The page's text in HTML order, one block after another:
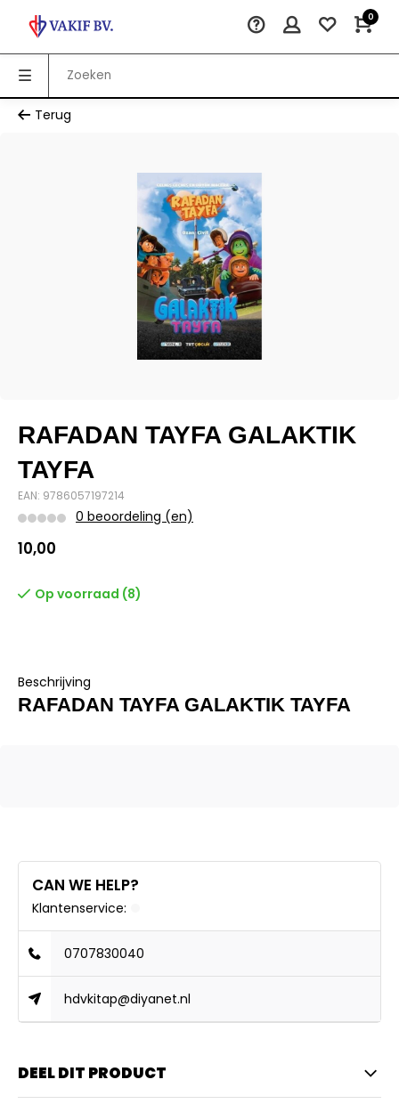
0
Terug
RAFADAN TAYFA GALAKTIK
TAYFA
EAN: 9786057197214
0 beoordeling (en)
10,00
Op voorraad (8)
Beschrijving
RAFADAN TAYFA GALAKTIK TAYFA
CAN WE HELP?
Klantenservice:
0707830040
hdvkitap@diyanet.nl
DEEL DIT PRODUCT